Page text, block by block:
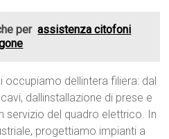
per assistenza citofoni
dellintera filiera: dal
dallinstallazione di prese e
servizio del quadro elettrico. In
progettiamo impianti a